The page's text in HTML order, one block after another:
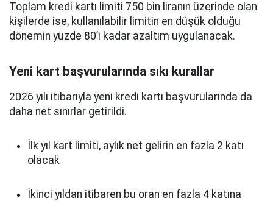
Toplam kredi kartı limiti 750 bin liranın üzerinde olan
kişilerde ise, kullanılabilir limitin en düşük olduğu
dönemin yüzde 80’i kadar azaltım uygulanacak.
Yeni kart başvurularında sıkı kurallar
2026 yılı itibarıyla yeni kredi kartı başvurularında da
daha net sınırlar getirildi.
İlk yıl kart limiti, aylık net gelirin en fazla 2 katı
olacak
İkinci yıldan itibaren bu oran en fazla 4 katına